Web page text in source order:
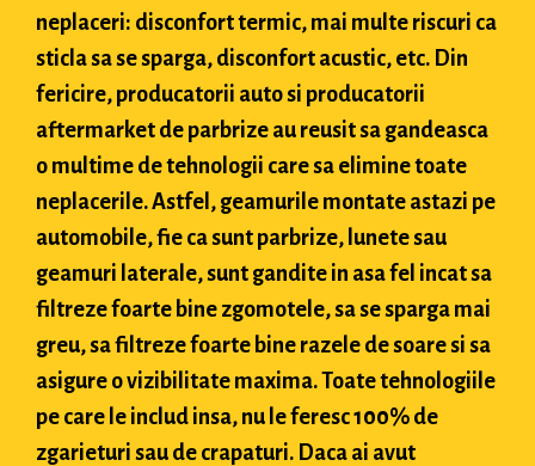
neplaceri: disconfort termic, mai multe riscuri ca
sticla sa se sparga, disconfort acustic, etc. Din
fericire, producatorii auto si producatorii
aftermarket de parbrize au reusit sa gandeasca
o multime de tehnologii care sa elimine toate
neplacerile. Astfel, geamurile montate astazi pe
automobile, fie ca sunt parbrize, lunete sau
geamuri laterale, sunt gandite in asa fel incat sa
filtreze foarte bine zgomotele, sa se sparga mai
greu, sa filtreze foarte bine razele de soare si sa
asigure o vizibilitate maxima. Toate tehnologiile
pe care le includ insa, nu le feresc 100% de
zgarieturi sau de crapaturi. Daca ai avut